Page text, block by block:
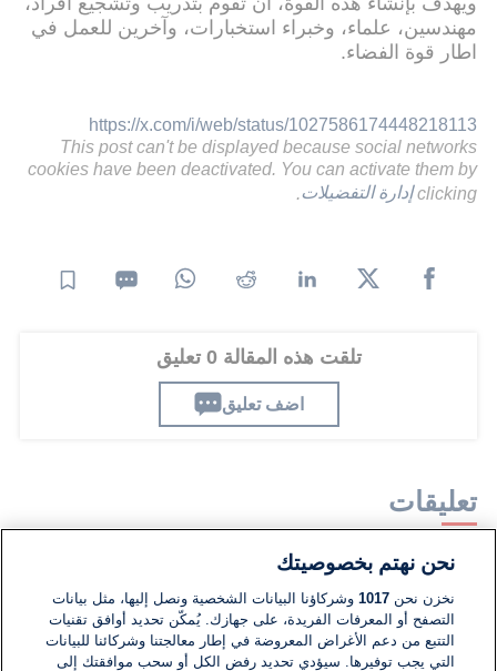
مهندسين، علماء، وخبراء استخبارات، وآخرين للعمل في
اطار قوة الفضاء.
https://x.com/i/web/status/1027586174448218113
This post can't be displayed because social networks
cookies have been deactivated. You can activate them by
clicking إدارة التفضيلات
تلقت هذه المقالة 0 تعليق
اضف تعليق
تعليقات
لا توجد تعليقات مكتوبة حتى الآن. كن الأول!
اكتب تعليقًا جديدًا ...
نحن نهتم بخصوصيتك
نخزن نحن1017 وشركاؤنا البيانات الشخصية ونصل إليها، مثل بيانات
التصفح أو المعرفات الفريدة، على جهازك. يُمكّن تحديد أوافق تقنيات
التتبع من دعم الأغراض المعروضة في إطار معالجتنا وشركائنا للبيانات
التي يجب توفيرها. سيؤدي تحديد رفض الكل أو سحب موافقتك إلى